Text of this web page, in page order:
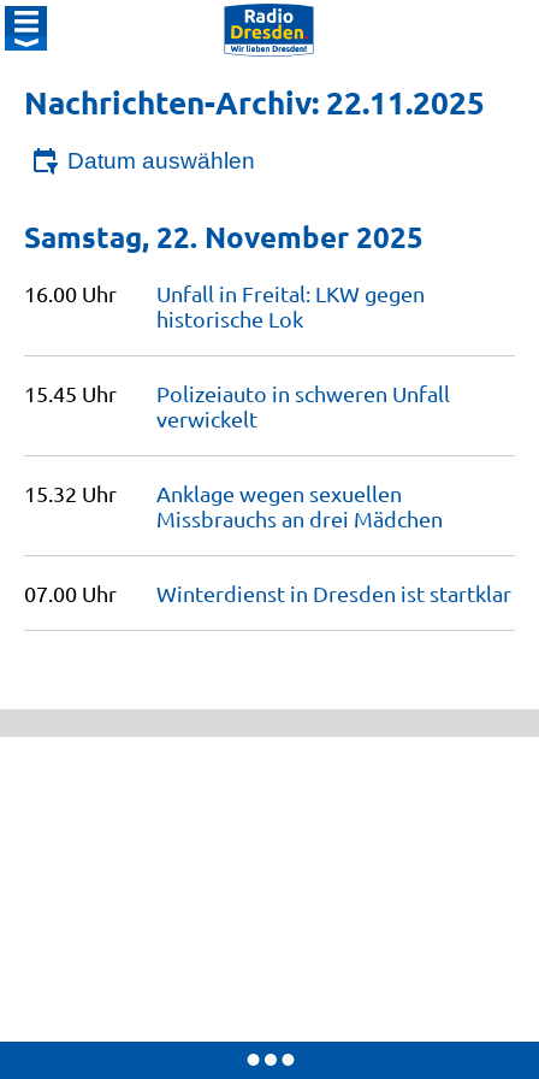
Nachrichten-Archiv: 22.11.2025
Datum auswählen
Samstag, 22. November 2025
16.00 Uhr
Unfall in Freital: LKW gegen
historische Lok
15.45 Uhr
Polizeiauto in schweren Unfall
verwickelt
15.32 Uhr
Anklage wegen sexuellen
Missbrauchs an drei Mädchen
07.00 Uhr Winterdienst in Dresden ist startklar